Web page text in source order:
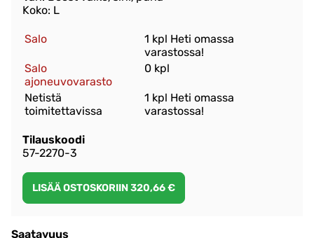
Koko: L
Salo
1 kpl Heti omassa
varastossa!
Salo
ajoneuvovarasto
0 kpl
Netistä
toimitettavissa
1 kpl Heti omassa
varastossa!
Tilauskoodi
57-2270-3
Saatavuus